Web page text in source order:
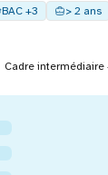
BAC +3 > 2 ans
Cadre intermédiaire